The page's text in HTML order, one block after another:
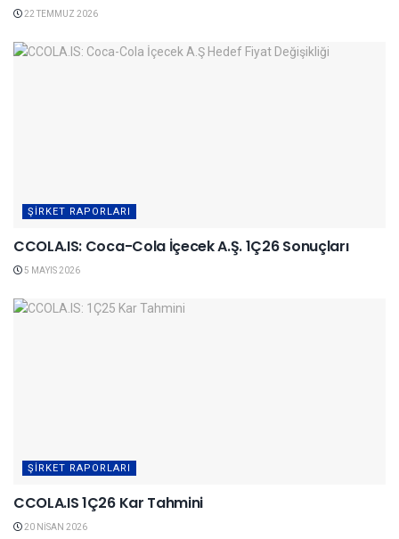
22 TEMMUZ 2026
ŞIRKET RAPORLARI
CCOLA.IS: Coca-Cola İçecek A.Ş. 1Ç26 Sonuçları
5 MAYIS 2026
ŞIRKET RAPORLARI
CCOLA.IS 1Ç26 Kar Tahmini
20 NISAN 2026